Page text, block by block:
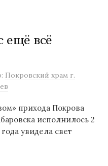
ещё всё
Покровский храм г.
прихода Покрова
исполнилось 2
увидела свет